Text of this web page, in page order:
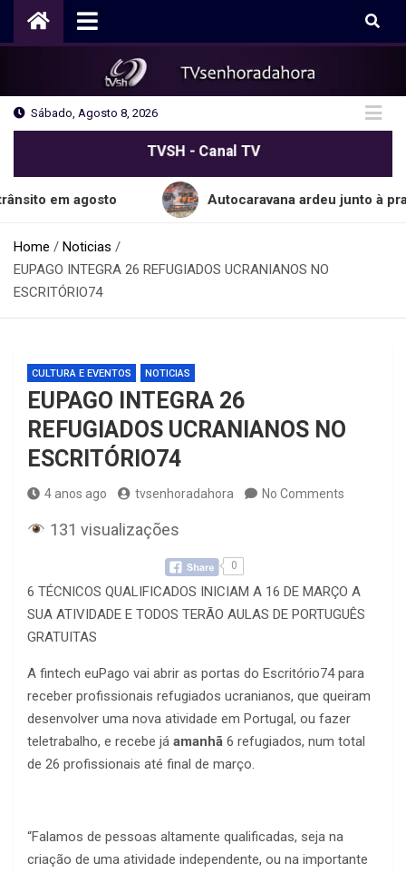
Sábado, Agosto 8, 2026
TVSH - Canal TV
agosto Autocaravana ardeu junto à praia do
Home
Noticias
EUPAGO INTEGRA 26 REFUGIADOS UCRANIANOS NO
ESCRITÓRIO74
CULTURA E EVENTOS NOTICIAS
EUPAGO INTEGRA 26
REFUGIADOS UCRANIANOS NO
ESCRITÓRIO74
4 anos ago tvsenhoradahora No Comments
131 visualizações
0
6 TÉCNICOS QUALIFICADOS INICIAM A 16 DE MARÇO A
SUA ATIVIDADE E TODOS TERÃO AULAS DE PORTUGUÊS
GRATUITAS
A fintech euPago vai abrir as portas do Escritório74 para
receber profissionais refugiados ucranianos, que queiram
desenvolver uma nova atividade em Portugal, ou fazer
teletrabalho, e recebe já amanhã 6 refugiados, num total
de 26 profissionais até final de março.
“Falamos de pessoas altamente qualificadas, seja na
criação de uma atividade independente, ou na importante